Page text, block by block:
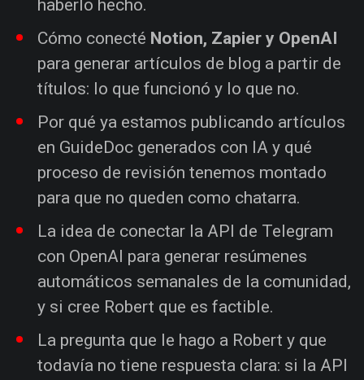
haberlo hecho.
Cómo conecté Notion, Zapier y OpenAI
para generar artículos de blog a partir de
títulos: lo que funcionó y lo que no.
Por qué ya estamos publicando artículos
en GuideDoc generados con IA y qué
proceso de revisión tenemos montado
para que no queden como chatarra.
La idea de conectar la API de Telegram
con OpenAI para generar resúmenes
automáticos semanales de la comunidad,
y si cree Robert que es factible.
La pregunta que le hago a Robert y que
todavía no tiene respuesta clara: si la API